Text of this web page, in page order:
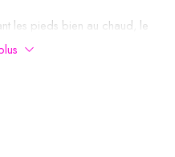
les pieds bien au chaud, le
le même confort thermique
instantanément
par USB, ce